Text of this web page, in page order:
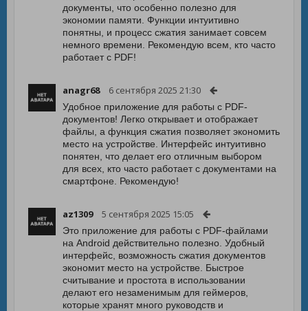
документы, что особенно полезно для
экономии памяти. Функции интуитивно
понятны, и процесс сжатия занимает совсем
немного времени. Рекомендую всем, кто часто
работает с PDF!
anagr68 6 сентября 2025 21:30
Удобное приложение для работы с PDF-
документов! Легко открывает и отображает
файлы, а функция сжатия позволяет экономить
место на устройстве. Интерфейс интуитивно
понятен, что делает его отличным выбором
для всех, кто часто работает с документами на
смартфоне. Рекомендую!
az1309 5 сентября 2025 15:05
Это приложение для работы с PDF-файлами
на Android действительно полезно. Удобный
интерфейс, возможность сжатия документов
экономит место на устройстве. Быстрое
считывание и простота в использовании
делают его незаменимым для геймеров,
которые хранят много руководств и